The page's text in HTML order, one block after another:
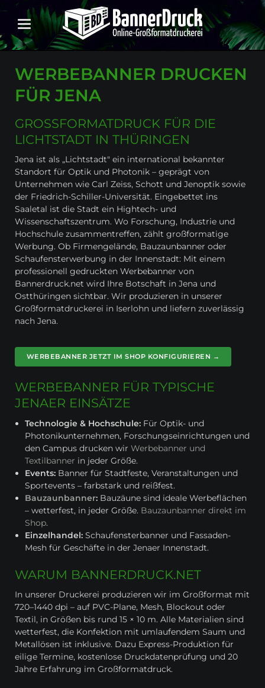
WERBEBANNER DRUCKEN
FÜR JENA
GROSSFORMATDRUCK FÜR DIE L
ICHTSTADT IN THÜRINGEN
Jena ist als „Lichtstadt" ein international bekannter
Standort für Optik und Photonik – geprägt von
Unternehmen wie Carl Zeiss, Schott und Jenoptik sowie
der Friedrich-Schiller-Universität. Eingebettet ins
Saaletal ist die Stadt ein Hightech- und
Wissenschaftszentrum. Wo Forschung, Industrie und
Hochschule zusammentreffen, zählt großformatige
Werbung. Ob Firmengelände, Bauzaunbanner oder
Schaufensterwerbung in der Innenstadt: Mit einem
professionell gedruckten Werbebanner von
Bannerdruck.net wird Ihre Botschaft in Jena und
Ostthüringen sichtbar. Wir produzieren in unserer
Großformatdruckerei in Iserlohn und liefern zuverlässig
nach Jena.
WERBEBANNER JETZT IM SHOP KONFIGURIEREN →
WERBEBANNER FÜR TYPISCHE
JENAER EINSÄTZE
Technologie & Hochschule: Für Optik- und
Photonikunternehmen, Forschungseinrichtungen und
den Campus drucken wirWerbebanner und
Textilbanner in jeder Größe.
Events: Banner für Stadtfeste, Veranstaltungen und
Sportevents – farbstark und reißfest.
Bauzaunbanner: Bauzäune sind ideale Werbeflächen
– wetterfest, in jeder Größe. Bauzaunbanner direkt im
Shop.
Einzelhandel: Schaufensterbanner und Fassaden-
Mesh für Geschäfte in der Jenaer Innenstadt.
WARUM BANNERDRUCK.NET
In unserer Druckerei produzieren wir im Großformat mit
720–1440 dpi – auf PVC-Plane, Mesh, Blockout oder
Textil, in Größen bis rund 15 × 10 m. Alle Materialien sind
wetterfest, die Konfektion mit umlaufendem Saum und
Metallösen ist inklusive. Dazu Express-Produktion für
eilige Termine, kostenlose Druckdatenprüfung und 20
Jahre Erfahrung im Großformatdruck.